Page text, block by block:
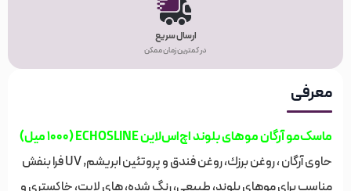
ارسال سریع
در کمترین زمان ممکن
معرفی
ماسک‌مو آرگان موهای بلوند اچ‌اس‌لاین ECHOSLINE (1000 میل)
حاوى آرگان ، روغن برزك، روغن فندق و پروتئين ابريشم, UV فرا بنفش
مناسب براى موهاى بلوند، طبيعى، رنگ شده، هاى لايت، خاكسترى و